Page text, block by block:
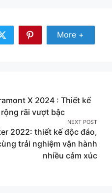
Share
Share
More +
X 2024 : Thiết kế
rãi vượt bậc
NEXT POST
2022: thiết kế độc đáo,
trải nghiệm vận hành
nhiều cảm xúc